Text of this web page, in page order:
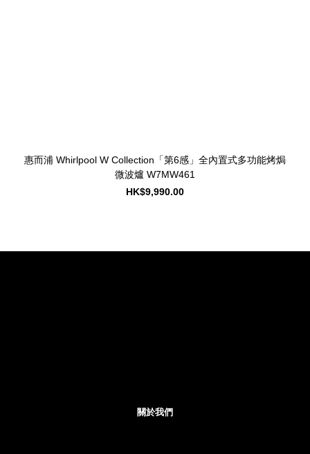
惠而浦 Whirlpool W Collection「第6感」全內置式多功能烤焗
微波爐 W7MW461
HK$9,990.00
關於我們